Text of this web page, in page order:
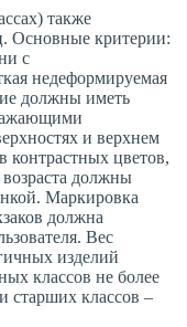
также
Основные критерии:
с
недеформируемая
должны иметь
и верхнем
контрастных цветов,
должны
Маркировка
должна
Вес
изделий
классов не более
старших классов –